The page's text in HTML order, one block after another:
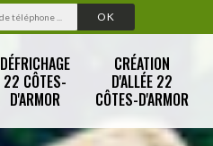
DÉFRICHAGE
22 CÔTES-
D'ARMOR
CRÉATION
D'ALLÉE 22
CÔTES-D'ARMOR